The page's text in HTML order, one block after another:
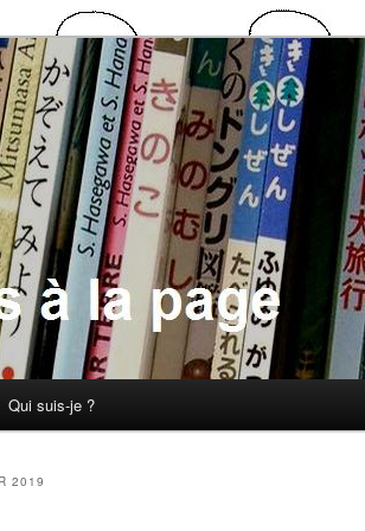
page
Qui suis-je ?
2019